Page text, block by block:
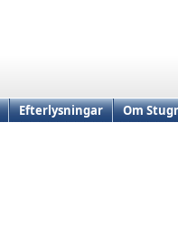
Efterlysningar Om